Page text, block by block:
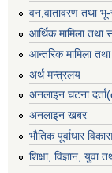
वन,वातावरण तथा
आर्थिक मामिला तथा
आन्तरिक मामिला
अर्थ मन्त्रलय
अनलाइन घटना
अनलाइन खबर
भौतिक पूर्वाधार
शिक्षा, विज्ञान,